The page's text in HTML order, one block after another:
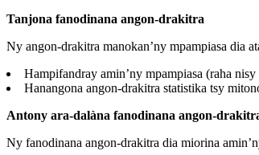
Tanjona fanodinana angon-drakitra
Ny angon-drakitra manokan’ny mpampiasa dia
Hampifandray amin’ny mpampiasa (raha
Hanangona angon-drakitra statistika tsy
Antony ara-dalàna fanodinana angon-
Ny fanodinana angon-drakitra dia miorina